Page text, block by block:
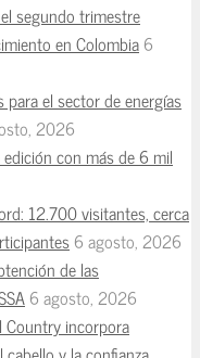
segundo trimestre
en Colombia6
el sector de energías
2026
con más de 6 mil
12.700 visitantes, cerca
6 agosto, 2026
de las
6 agosto, 2026
Country incorpora